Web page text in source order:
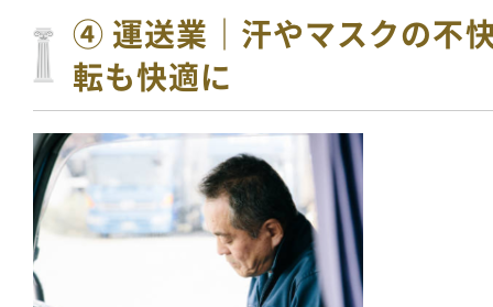
④ 運送業｜汗やマスクの不
転も快適に